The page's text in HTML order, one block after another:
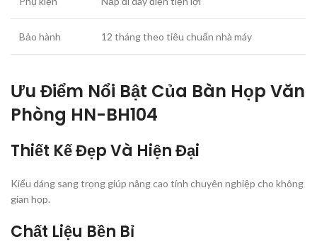
Bảo hành 12 tháng theo tiêu chuẩn nhà máy
Ưu Điểm Nổi Bật Của Bàn Họp Văn
Phòng HN-BH104
Thiết Kế Đẹp Và Hiện Đại
Kiểu dáng sang trọng giúp nâng cao tính chuyên nghiệp cho không
gian họp.
Chất Liệu Bền Bỉ